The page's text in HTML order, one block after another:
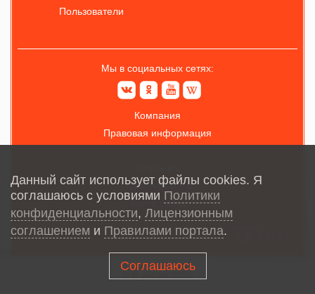
Пользователи
Мы в социальных сетях:
Компания
Правовая информация
Обратная связь
Карта сайта
Данный сайт использует файлы cookies. Я
соглашаюсь с условиями Политики
конфиденциальности, Лицензионным
соглашением и Правилами портала.
Соглашаюсь